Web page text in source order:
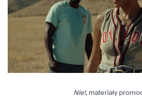
Nie!, materiały